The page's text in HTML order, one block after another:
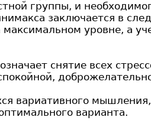
группы, и
заключается в
уровне, а
означает снятие всех
вариативного мышления,
варианта.